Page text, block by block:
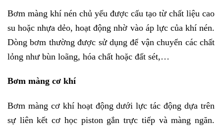
Bơm màng khí nén chủ yếu được cấu tạo từ chất liệu cao
su hoặc nhựa dẻo, hoạt động nhờ vào áp lực của khí nén.
Dòng bơm thường được sử dụng để vận chuyển các chất
lỏng như bùn loãng, hóa chất hoặc đất sét,…
Bơm màng cơ khí
Bơm màng cơ khí hoạt động dưới lực tác động dựa trên
sự liên kết cơ học piston gắn trực tiếp và màng ngăn.